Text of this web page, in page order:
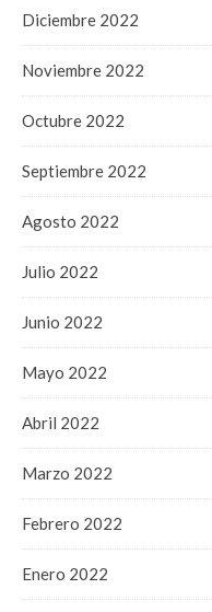
Diciembre 2022
Noviembre 2022
Octubre 2022
Septiembre 2022
Agosto 2022
Julio 2022
Junio 2022
Mayo 2022
Abril 2022
Marzo 2022
Febrero 2022
Enero 2022